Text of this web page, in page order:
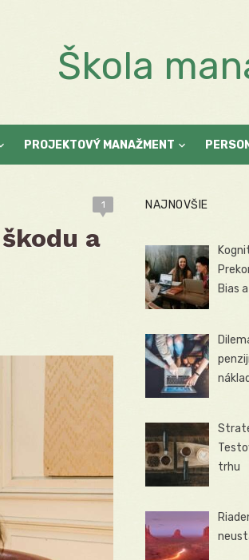
Škola
PROJEKTOVÝ MANAŽMENT
1
a
NAJNOVŠIE
Bias
trhu